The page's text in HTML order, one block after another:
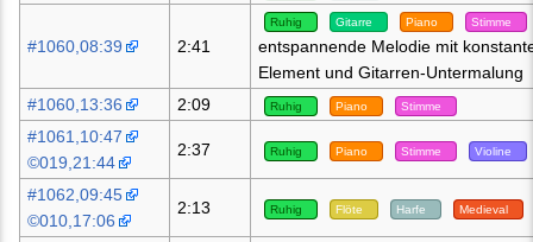
#1060,08:39 2:41
Ruhig Gitarre Piano Stimme
entspannende Melodie mit
Element und Gitarren-Untermalung
#1060,13:36
2:09 Ruhig Piano Stimme
#1061,10:47
©019,21:44
2:37 Ruhig Piano Stimme Violine
#1062,09:45
©010,17:06
2:13 Ruhig Flöte Harfe Medieval